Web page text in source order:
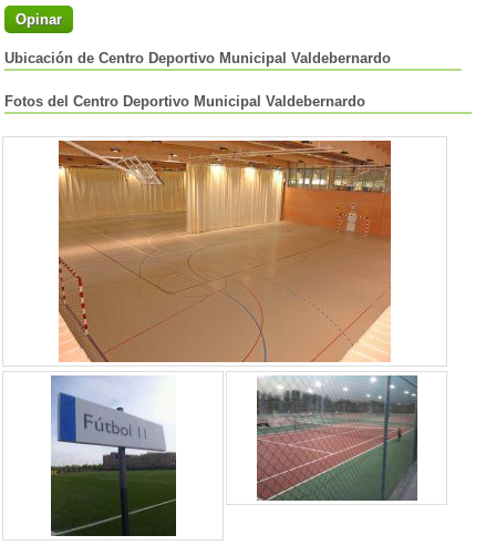
Opinar
Ubicación de Centro Deportivo Municipal Valdebernardo
Fotos del Centro Deportivo Municipal Valdebernardo